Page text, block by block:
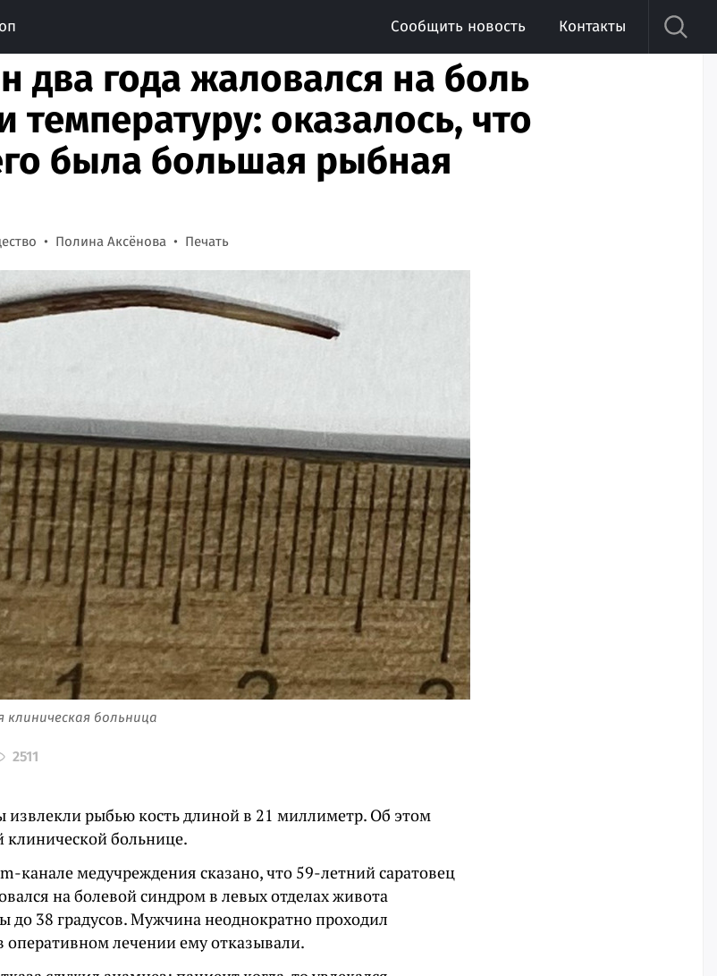
Сообщить новость Контакты
два года жаловался на боль
температуру: оказалось, что
была большая рыбная
Полина Аксёнова Печать
больница
2511
извлекли рыбью кость длиной в 21 миллиметр. Об этом
клинической больнице.
канале медучреждения сказано, что 59-летний саратовец
на болевой синдром в левых отделах живота
до 38 градусов. Мужчина неоднократно проходил
оперативном лечении ему отказывали.